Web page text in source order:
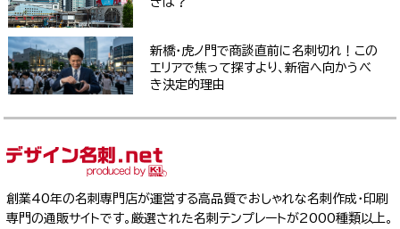
新橋・虎ノ門で商談直前に名刺切れ！この
エリアで焦って探すより、新宿へ向かうべ
き決定的理由
創業40年の名刺専門店が運営する高品質でおしゃれな名刺作成・印刷
専門の通販サイトです。厳選された名刺テンプレートが2000種類以上。